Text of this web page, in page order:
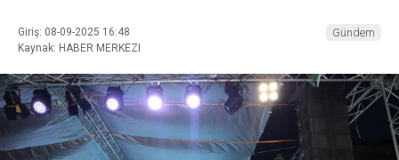
Giriş: 08-09-2025 16:48
Kaynak: HABER MERKEZI
Gündem